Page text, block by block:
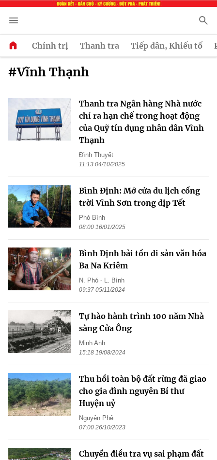
Chính trị Thanh tra Tiếp dân, Khiếu tố
#Vĩnh Thạnh
Thanh tra Ngân hàng Nhà nước
chỉ ra hạn chế trong hoạt động
của Quỹ tín dụng nhân dân Vĩnh
Thạnh
Đình Thuyết
11:13 04/10/2025
Bình Định: Mở cửa du lịch cổng
trời Vĩnh Sơn trong dịp Tết
Phó Bình
08:00 16/01/2025
Bình Định bải tồn di sản văn hóa
Ba Na Kriêm
N. Phó - L. Bình
09:37 05/11/2024
Tự hào hành trình 100 năm Nhà
sàng Cửa Ông
Minh Anh
15:18 19/08/2024
Thu hồi toàn bộ đất rừng đã giao
cho gia đình nguyên Bí thư
Huyện uỷ
Nguyên Phê
07:00 26/10/2023
Chuyển điều tra vụ sai phạm đất